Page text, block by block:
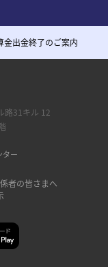
金出金終了のご案内
者の皆さまへ
路31キル 12
ター